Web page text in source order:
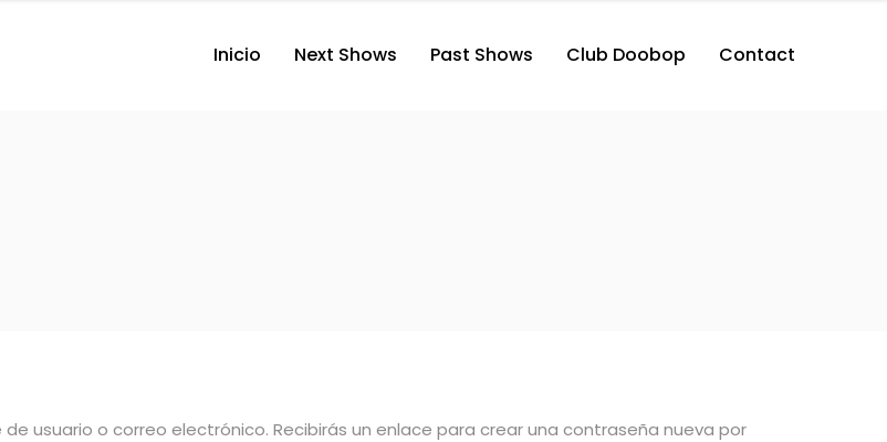
Inicio Next Shows Past Shows Club Doobop Contact
usuario o correo electrónico. Recibirás un enlace para crear una contraseña nueva por